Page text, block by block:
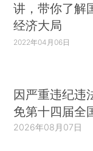
讲，带你了解
经济大局
2022年04月06日
因严重违纪违
免第十四届全
2026年08月07日